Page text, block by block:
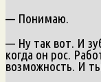
— Понимаю.
— Ну так вот. И
когда он рос.
возможность. И